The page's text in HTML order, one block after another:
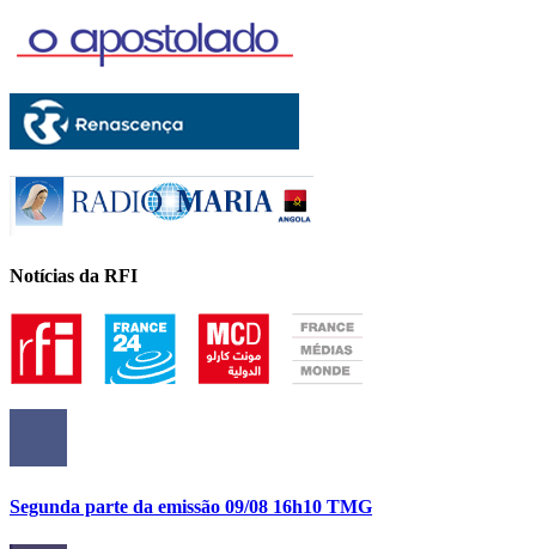
Notícias da RFI
Segunda parte da emissão 09/08 16h10 TMG